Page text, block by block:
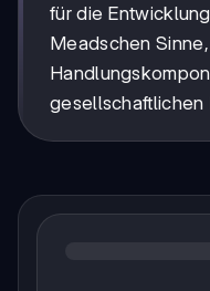
für die
Meadschen
gesellschaftlichen